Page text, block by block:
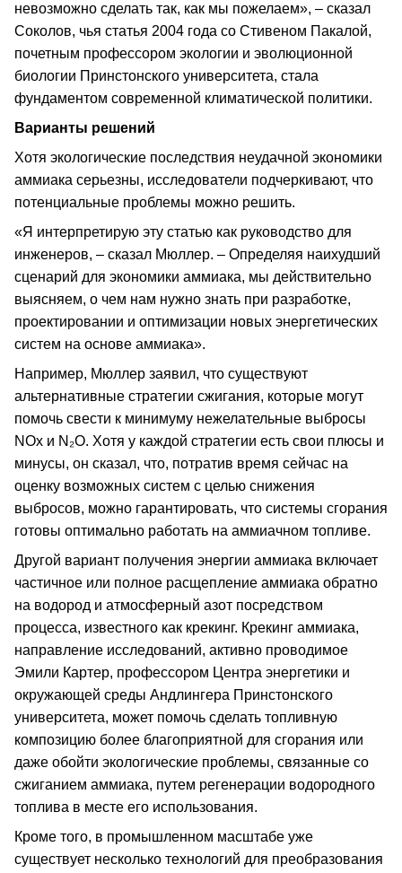
невозможно сделать так, как мы пожелаем», – сказал
Соколов, чья статья 2004 года со Стивеном Пакалой,
почетным профессором экологии и эволюционной
биологии Принстонского университета, стала
фундаментом современной климатической политики.
Варианты решений
Хотя экологические последствия неудачной экономики
аммиака серьезны, исследователи подчеркивают, что
потенциальные проблемы можно решить.
«Я интерпретирую эту статью как руководство для
инженеров, – сказал Мюллер. – Определяя наихудший
сценарий для экономики аммиака, мы действительно
выясняем, о чем нам нужно знать при разработке,
проектировании и оптимизации новых энергетических
систем на основе аммиака».
Например, Мюллер заявил, что существуют
альтернативные стратегии сжигания, которые могут
помочь свести к минимуму нежелательные выбросы
NOx и N₂O. Хотя у каждой стратегии есть свои плюсы и
минусы, он сказал, что, потратив время сейчас на
оценку возможных систем с целью снижения
выбросов, можно гарантировать, что системы сгорания
готовы оптимально работать на аммиачном топливе.
Другой вариант получения энергии аммиака включает
частичное или полное расщепление аммиака обратно
на водород и атмосферный азот посредством
процесса, известного как крекинг. Крекинг аммиака,
направление исследований, активно проводимое
Эмили Картер, профессором Центра энергетики и
окружающей среды Андлингера Принстонского
университета, может помочь сделать топливную
композицию более благоприятной для сгорания или
даже обойти экологические проблемы, связанные со
сжиганием аммиака, путем регенерации водородного
топлива в месте его использования.
Кроме того, в промышленном масштабе уже
существует несколько технологий для преобразования